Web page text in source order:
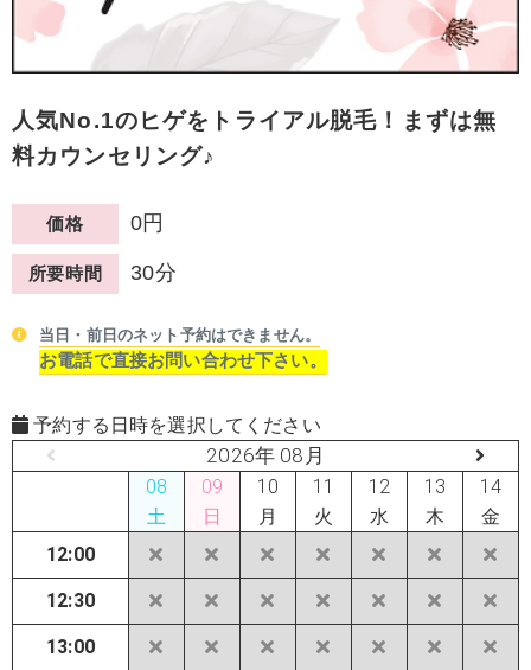
人気No.1のヒゲをトライアル脱毛！まずは無
料カウンセリング♪
価格 0円
所要時間 30分
当日・前日のネット予約はできません。
お電話で直接お問い合わせ下さい。
予約する日時を選択してください
2026年 08月
08
土
09
日
10
月
11
火
12
水
13
木
14
金
12:00
12:30
13:00